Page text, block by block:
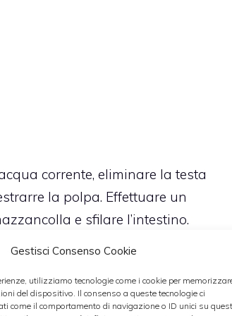
Gestisci Consenso Cookie
utilizziamo tecnologie come i cookie per
del dispositivo. Il consenso a queste tecnologie ci
come il comportamento di navigazione o ID unici su
corrente, eliminare la testa
la polpa. Effettuare un
e sfilare l’intestino.
panno da cucina. Sbucciare uno
finemente.Sbattere le uova in
padella grande e versare il trito di